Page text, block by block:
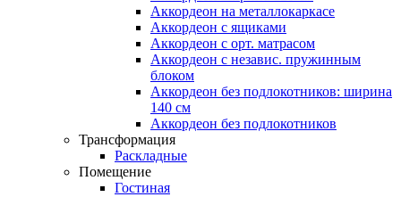
Аккордеон на металлокаркасе
Аккордеон c ящиками
Аккордеон c орт. матрасом
Аккордеон c независ. пружинным
блоком
Аккордеон без подлокотников: ширина
140 см
Аккордеон без подлокотников
Трансформация
Раскладные
Помещение
Гостиная